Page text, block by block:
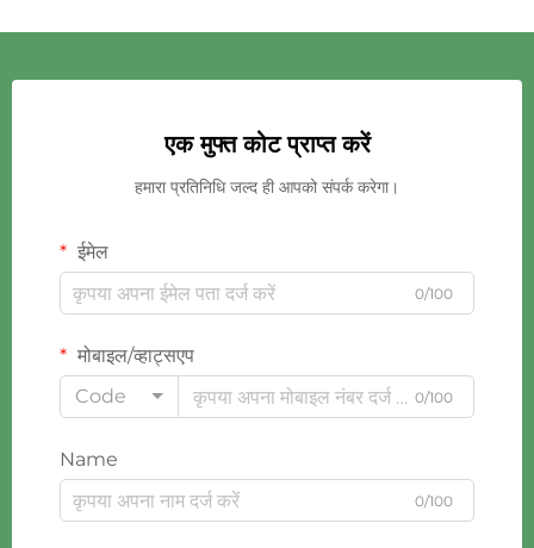
एक मुफ्त कोट प्राप्त करें
हमारा प्रतिनिधि जल्द ही आपको संपर्क करेगा।
ईमेल
0/100
मोबाइल/व्हाट्सएप
Code
0/100
Name
0/100